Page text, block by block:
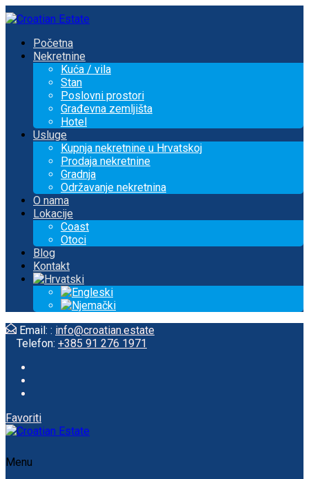
Početna
Nekretnine
Kuća / vila
Stan
Poslovni prostori
Građevna zemljišta
Hotel
Usluge
Kupnja nekretnine u Hrvatskoj
Prodaja nekretnine
Gradnja
Održavanje nekretnina
O nama
Lokacije
Coast
Otoci
Blog
Kontakt
Email: : info@croatian.estate
Telefon: +385 91 276 1971
Favoriti
Menu